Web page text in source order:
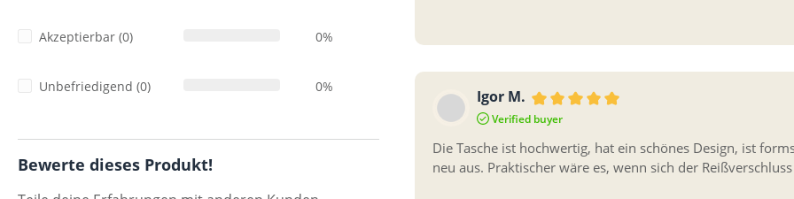
Akzeptierbar (0) 0%
Unbefriedigend (0) 0%
Bewerte dieses Produkt!
Igor M.
Bewertung mit 5 von 5 Sternen
Verified buyer
Die Tasche ist hochwertig, hat ein schönes Design, ist
neu aus. Praktischer wäre es, wenn sich der